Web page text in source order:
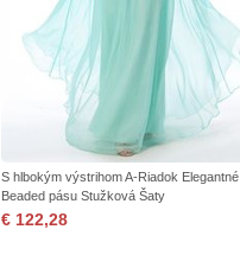
S hlbokým výstrihom A-Riadok Elegantné
Beaded pásu Stužková Šaty
€ 122,28